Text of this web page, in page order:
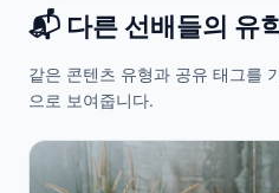
📬 다른 선배들의 유
같은 콘텐츠 유형과 공유 태그를
으로 보여줍니다.